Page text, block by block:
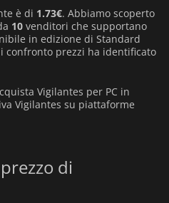
2.20€
2.48€
è di 1.73€. Abbiamo scoperto
10 venditori che supportano
in edizione di Standard
confronto prezzi ha identificato
Vigilantes per PC in
Vigilantes su piattaforme
di